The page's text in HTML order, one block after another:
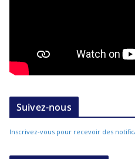
Suivez-nous
Inscrivez-vous pour recevoir des